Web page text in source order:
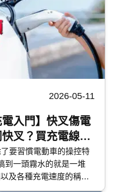
及售後保養等各種準車主
超過 25 年專營 汽車保險
險公司，提供特低 全保 及
2026-05-11
電入門】快叉傷電
叉？買充電線必
要習慣電動車的操控特
到一頭霧水的就是一堆
及各種充電速度的稱
香港電動車新手，由淺